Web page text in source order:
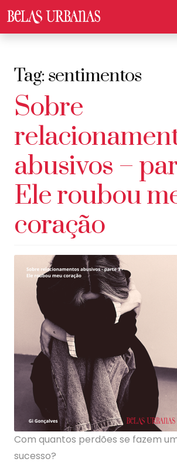
Tag:sentimentos
Sobre
abusivos –
Ele roubou
coração
Com quantos perdões se fazem
sucesso?